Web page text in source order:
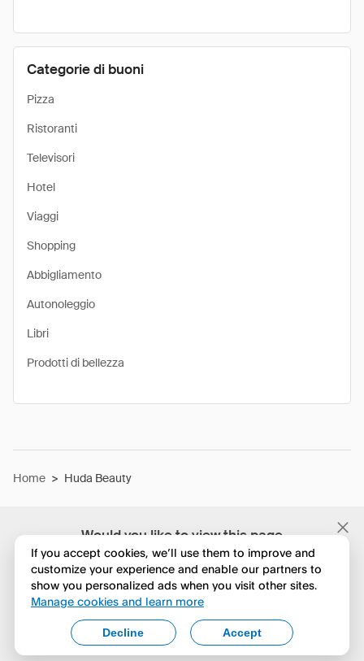
Would you like to view this page
in English?
No, continua a esplorare
Yes, change to English
Categorie di buoni
Pizza
Ristoranti
Televisori
Hotel
Viaggi
Shopping
Abbigliamento
Autonoleggio
Libri
Prodotti di bellezza
Home > Huda Beauty
If you accept cookies, we’ll use them to improve and
customize your experience and enable our partners to
show you personalized ads when you visit other sites.
Manage cookies and learn more
Accept
Decline